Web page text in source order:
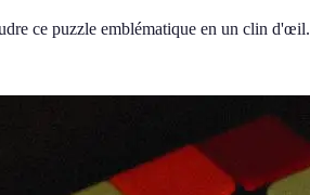
ce puzzle emblématique en un clin d'œil.